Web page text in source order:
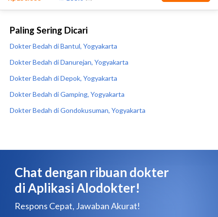
Paling Sering Dicari
Dokter Bedah di Bantul, Yogyakarta
Dokter Bedah di Danurejan, Yogyakarta
Dokter Bedah di Depok, Yogyakarta
Dokter Bedah di Gamping, Yogyakarta
Dokter Bedah di Gondokusuman, Yogyakarta